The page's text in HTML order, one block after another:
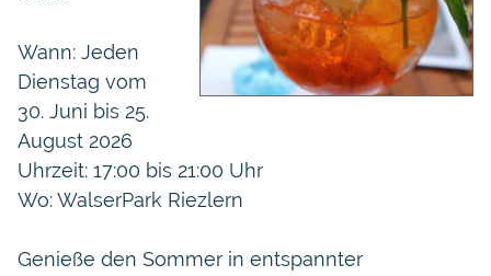
Wann: Jeden
Dienstag vom
30. Juni bis 25.
August 2026
Uhrzeit: 17:00 bis 21:00 Uhr
Wo: WalserPark Riezlern
Genieße den Sommer in entspannter